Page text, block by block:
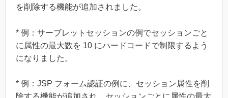
を削除する機能が追加されました。
* 例：サーブレットセッションの例でセッションごと
に属性の最大数を 10 にハードコードで制限するよう
になりました。
* 例：JSP フォーム認証の例に、セッション属性を削